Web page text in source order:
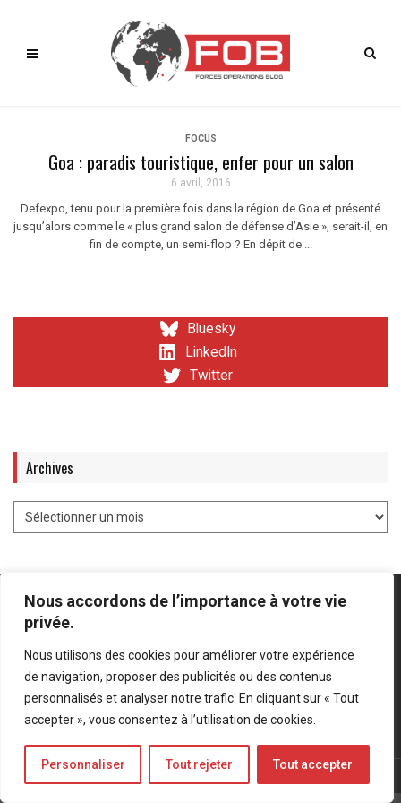
Nous accordons de l’importance à votre vie
privée.
Nous utilisons des cookies pour améliorer votre expérience
de navigation, proposer des publicités ou des contenus
personnalisés et analyser notre trafic. En cliquant sur « Tout
accepter », vous consentez à l’utilisation de cookies.
Personnaliser Tout rejeter Tout accepter
FOCUS
Goa : paradis touristique, enfer pour un salon
6 avril, 2016
Defexpo, tenu pour la première fois dans la région de Goa et présenté
jusqu’alors comme le « plus grand salon de défense d’Asie », serait-il, en
fin de compte, un semi-flop ? En dépit de ...
Bluesky
LinkedIn
Twitter
Archives
Mentions légales-Politique de confidentialité
Bluesky
LinkedIn
Twitter
© Forces Operations Blog - 2022